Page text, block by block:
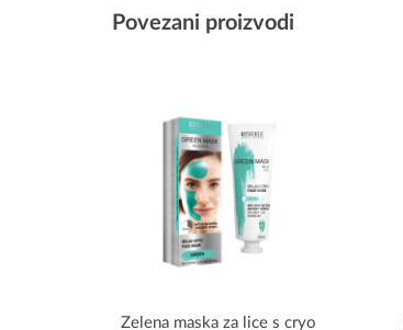
Povezani proizvodi
Zelena maska za lice s cryo